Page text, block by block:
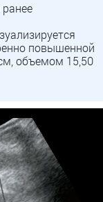
повышенной
объемом 15,50